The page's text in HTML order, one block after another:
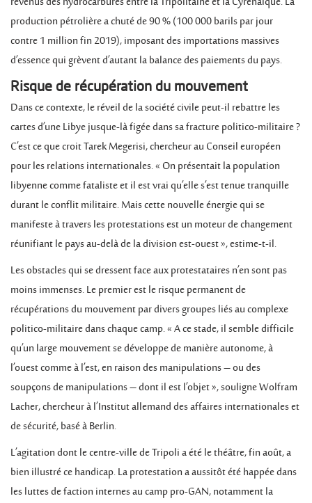
production pétrolière a chuté de 90 % (100 000 barils par jour
contre 1 million fin 2019), imposant des importations massives
d’essence qui grèvent d’autant la balance des paiements du pays.
Risque de récupération du mouvement
Dans ce contexte, le réveil de la société civile peut-il rebattre les
cartes d’une Libye jusque-là figée dans sa fracture politico-militaire ?
C’est ce que croit Tarek Megerisi, chercheur au Conseil européen
pour les relations internationales. « On présentait la population
libyenne comme fataliste et il est vrai qu’elle s’est tenue tranquille
durant le conflit militaire. Mais cette nouvelle énergie qui se
manifeste à travers les protestations est un moteur de changement
réunifiant le pays au-delà de la division est-ouest », estime-t-il.
Les obstacles qui se dressent face aux protestataires n’en sont pas
moins immenses. Le premier est le risque permanent de
récupérations du mouvement par divers groupes liés au complexe
politico-militaire dans chaque camp. « A ce stade, il semble difficile
qu’un large mouvement se développe de manière autonome, à
l’ouest comme à l’est, en raison des manipulations – ou des
soupçons de manipulations – dont il est l’objet », souligne Wolfram
Lacher, chercheur à l’Institut allemand des affaires internationales et
de sécurité, basé à Berlin.
L’agitation dont le centre-ville de Tripoli a été le théâtre, fin août, a
bien illustré ce handicap. La protestation a aussitôt été happée dans
les luttes de faction internes au camp pro-GAN, notamment la